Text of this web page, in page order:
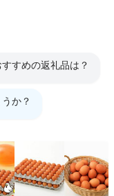
すめの返礼品は？
か？